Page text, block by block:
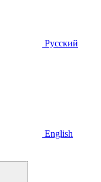
Русский
English